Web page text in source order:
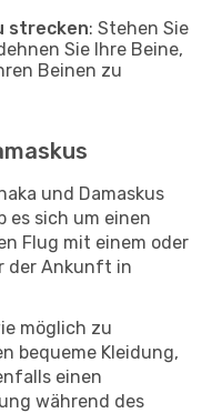
strecken: Stehen Sie
Sie Ihre Beine,
Beinen zu
und Damaskus
es sich um einen
Flug mit einem oder
der Ankunft in
möglich zu
bequeme Kleidung,
einen
während des